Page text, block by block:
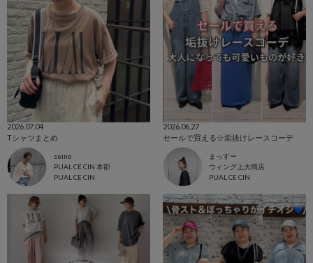
2026.07.04
Tシャツまとめ
seino
PUAL CE CIN 本部
PUAL CE CIN
2026.06.27
セールで買える☆垢抜けレースコーデ
まっすー
ウィング上大岡店
PUAL CE CIN